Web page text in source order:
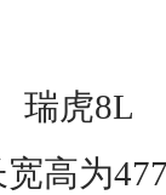
瑞虎8L
为